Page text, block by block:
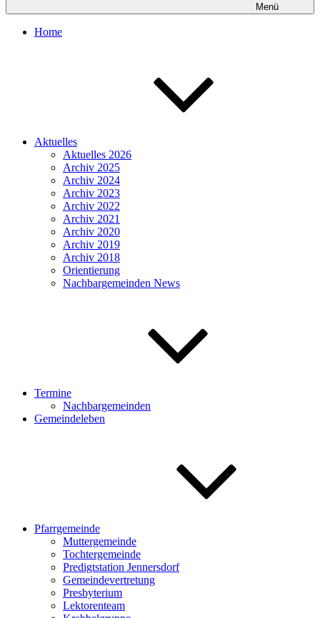
Menü
Home
Aktuelles
Aktuelles 2026
Archiv 2025
Archiv 2024
Archiv 2023
Archiv 2022
Archiv 2021
Archiv 2020
Archiv 2019
Archiv 2018
Orientierung
Nachbargemeinden News
Termine
Nachbargemeinden
Gemeindeleben
Pfarrgemeinde
Muttergemeinde
Tochtergemeinde
Predigtstation Jennersdorf
Gemeindevertretung
Presbyterium
Lektorenteam